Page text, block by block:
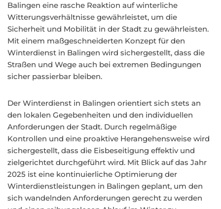
Balingen eine rasche Reaktion auf winterliche
Witterungsverhältnisse gewährleistet, um die
Sicherheit und Mobilität in der Stadt zu gewährleisten.
Mit einem maßgeschneiderten Konzept für den
Winterdienst in Balingen wird sichergestellt, dass die
Straßen und Wege auch bei extremen Bedingungen
sicher passierbar bleiben.
Der Winterdienst in Balingen orientiert sich stets an
den lokalen Gegebenheiten und den individuellen
Anforderungen der Stadt. Durch regelmäßige
Kontrollen und eine proaktive Herangehensweise wird
sichergestellt, dass die Eisbeseitigung effektiv und
zielgerichtet durchgeführt wird. Mit Blick auf das Jahr
2025 ist eine kontinuierliche Optimierung der
Winterdienstleistungen in Balingen geplant, um den
sich wandelnden Anforderungen gerecht zu werden